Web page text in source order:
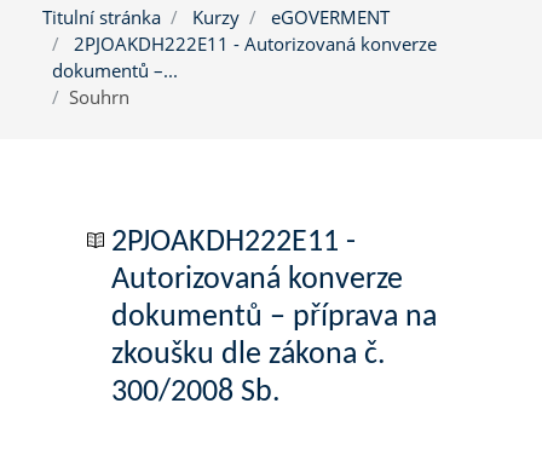
Titulní stránka Kurzy
eGOVERMENT
2PJOAKDH222E11 - Autorizovaná konverze
dokumentů –...
Souhrn
2PJOAKDH222E11 -
Autorizovaná konverze
dokumentů – příprava na
zkoušku dle zákona č.
300/2008 Sb.